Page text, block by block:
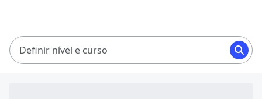
Definir nível e curso